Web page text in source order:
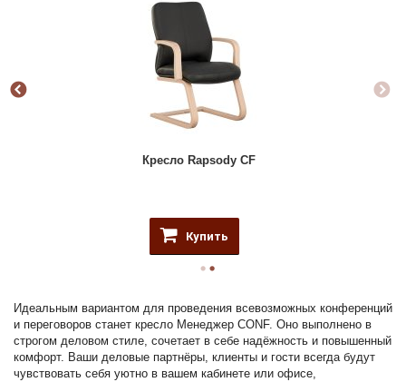
Кресло Rapsody CF
Купить
Идеальным вариантом для проведения всевозможных конференций
и переговоров станет кресло Менеджер CONF. Оно выполнено в
строгом деловом стиле, сочетает в себе надёжность и повышенный
комфорт. Ваши деловые партнёры, клиенты и гости всегда будут
чувствовать себя уютно в вашем кабинете или офисе,